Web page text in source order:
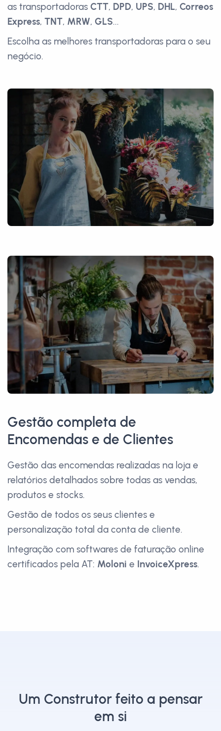
as transportadoras CTT, DPD, UPS, DHL, Correos
Express, TNT, MRW, GLS...
Escolha as melhores transportadoras para o seu
negócio.
Gestão completa de
Encomendas e de Clientes
Gestão das encomendas realizadas na loja e
relatórios detalhados sobre todas as vendas,
produtos e stocks.
Gestão de todos os seus clientes e
personalização total da conta de cliente.
Integração com softwares de faturação online
certificados pela AT: Moloni e InvoiceXpress.
Um Construtor feito a pensar
em si